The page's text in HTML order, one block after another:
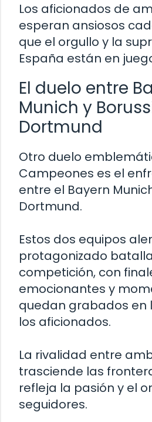
Los aficionados de
esperan ansiosos
que el orgullo y la
España están en
El duelo entre
Munich y
Dortmund
Otro duelo
Campeones es el
entre el Bayern
Dortmund.
Estos dos equipos
protagonizado
competición, con
emocionantes y
quedan grabados en
los aficionados.
La rivalidad entre
trasciende las
refleja la pasión y el
seguidores.